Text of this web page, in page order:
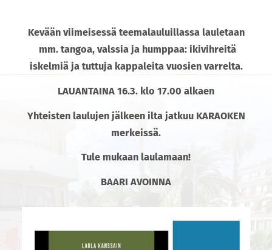
Kevään viimeisessä teemalauluillassa lauletaan
mm. tangoa, valssia ja humppaa: ikivihreitä
iskelmiä ja tuttuja kappaleita vuosien varrelta.
LAUANTAINA 16.3. klo 17.00 alkaen
Yhteisten laulujen jälkeen ilta jatkuu KARAOKEN
merkeissä.
Tule mukaan laulamaan!
BAARI AVOINNA